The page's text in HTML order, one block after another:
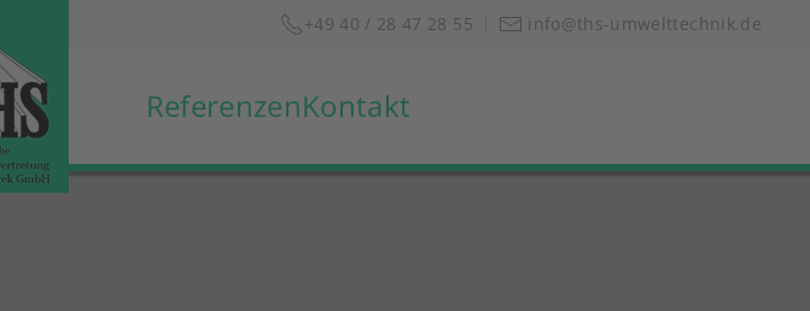
+49 40 / 28 47 28 55 info@ths-umwelttechnik.de
ReferenzenKontakt